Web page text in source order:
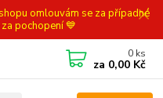
omlouvám se za případné
pochopení 💙
0 ks
za 0,00 Kč